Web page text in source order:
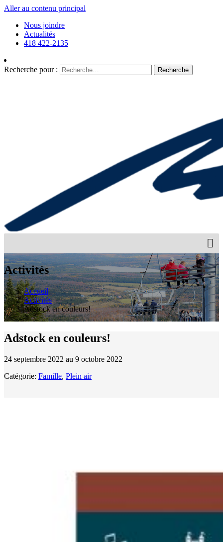
Aller au contenu principal
Nous joindre
Actualités
418 422-2135
Recherche pour : Recherche
Activités
Accueil
Activités
Adstock en couleurs!
Adstock en couleurs!
24 septembre 2022 au 9 octobre 2022
Catégorie: Famille, Plein air